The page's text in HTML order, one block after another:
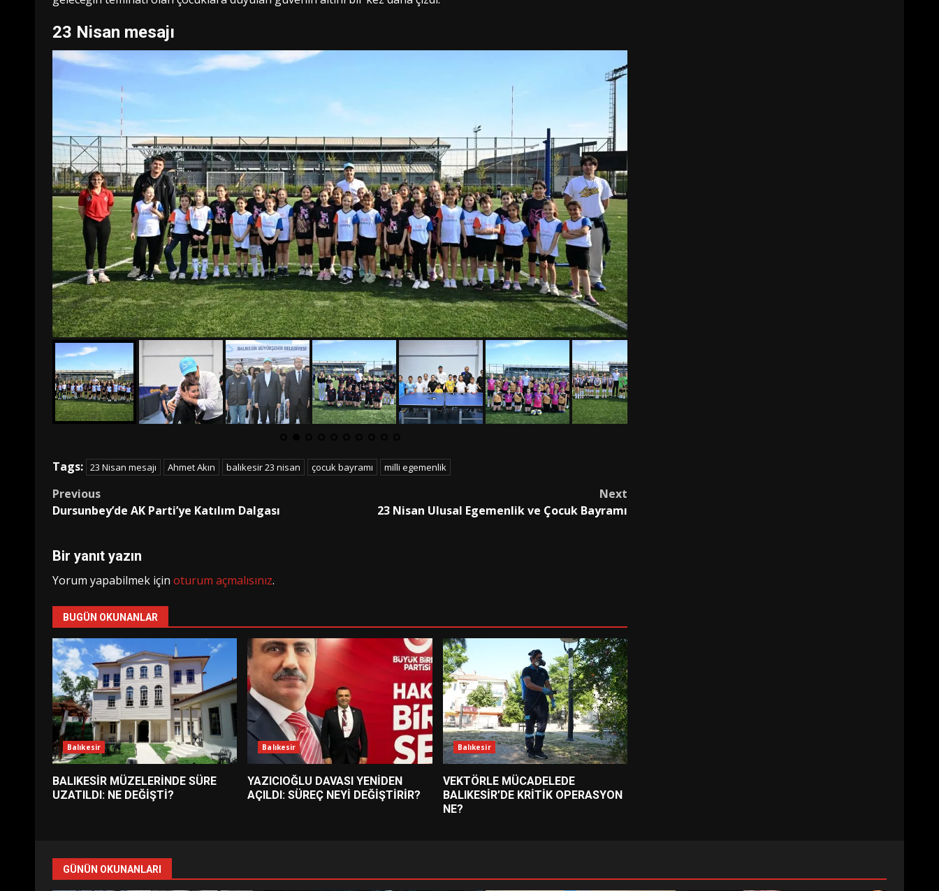
23 Nisan mesajı
Tags: 23 Nisan mesajı Ahmet Akın balıkesir 23 nisan çocuk bayramı milli egemenlik
Post
navigation
Previous
Dursunbey’de AK Parti’ye Katılım Dalgası
Next
23 Nisan Ulusal Egemenlik ve Çocuk Bayramı
Bir yanıt yazın
Yorum yapabilmek için oturum açmalısınız.
BUGÜN OKUNANLAR
Balıkesir
BALIKESİR MÜZELERİNDE SÜRE
UZATILDI: NE DEĞİŞTİ?
Balıkesir
YAZICIOĞLU DAVASI YENİDEN
AÇILDI: SÜREÇ NEYİ DEĞİŞTİRİR?
Balıkesir
VEKTÖRLE MÜCADELEDE
BALIKESİR’DE KRİTİK OPERASYON
NE?
GÜNÜN OKUNANLARI